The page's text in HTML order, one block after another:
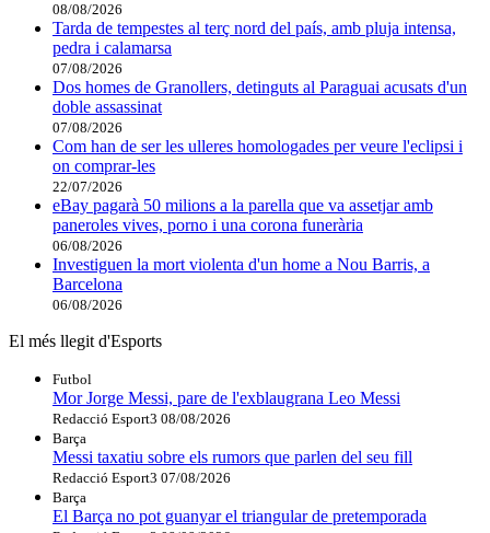
08/08/2026
Tarda de tempestes al terç nord del país, amb pluja intensa,
pedra i calamarsa
07/08/2026
Dos homes de Granollers, detinguts al Paraguai acusats d'un
doble assassinat
07/08/2026
Com han de ser les ulleres homologades per veure l'eclipsi i
on comprar-les
22/07/2026
eBay pagarà 50 milions a la parella que va assetjar amb
paneroles vives, porno i una corona funerària
06/08/2026
Investiguen la mort violenta d'un home a Nou Barris, a
Barcelona
06/08/2026
El més llegit d'Esports
Futbol
Mor Jorge Messi, pare de l'exblaugrana Leo Messi
Redacció Esport3 08/08/2026
Barça
Messi taxatiu sobre els rumors que parlen del seu fill
Redacció Esport3 07/08/2026
Barça
El Barça no pot guanyar el triangular de pretemporada